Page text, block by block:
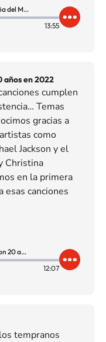
Modo remember: Festival de Viña del Mar, parte I
13:55
años en 2022
cumplen
Temas
gracias a
como
Jackson y el
Christina
en la primera
esas canciones
"Caída de carnet": Canciones con 20 años en 2022
12:07
tempranos